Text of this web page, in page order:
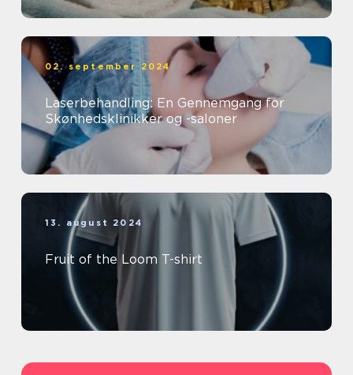
02. september 2024
Laserbehandling: En Gennemgang for
Skønhedsklinikker og -saloner
13. august 2024
Fruit of the Loom T-shirt